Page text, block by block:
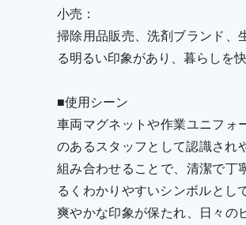
小売：
掃除用品販売、洗剤ブランド、
る明るい印象があり、暮らしを
■使用シーン
車両マグネットや作業ユニフォ
のあるスタッフとして認識され
組み合わせることで、清潔で丁
るくわかりやすいシンボルとし
爽やかな印象が保たれ、日々の